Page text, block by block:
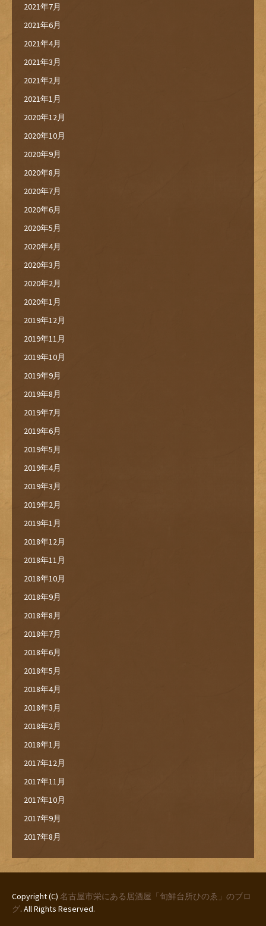
2021年7月
2021年6月
2021年4月
2021年3月
2021年2月
2021年1月
2020年12月
2020年10月
2020年9月
2020年8月
2020年7月
2020年6月
2020年5月
2020年4月
2020年3月
2020年2月
2020年1月
2019年12月
2019年11月
2019年10月
2019年9月
2019年8月
2019年7月
2019年6月
2019年5月
2019年4月
2019年3月
2019年2月
2019年1月
2018年12月
2018年11月
2018年10月
2018年9月
2018年8月
2018年7月
2018年6月
2018年5月
2018年4月
2018年3月
2018年2月
2018年1月
2017年12月
2017年11月
2017年10月
2017年9月
2017年8月
Copyright (C) 名古屋市栄にある居酒屋「旬鮮台所ひのゑ」のブロ
グ. All Rights Reserved.